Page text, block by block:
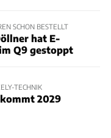
SCHON BESTELLT
hat E-
Q9 gestoppt
TECHNIK
2029